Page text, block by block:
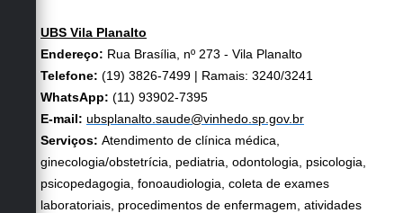
UBS Vila Planalto
Endereço: Rua Brasília, nº 273 - Vila Planalto
Telefone: (19) 3826-7499 | Ramais: 3240/3241
WhatsApp: (11) 93902-7395
E-mail: ubsplanalto.saude@vinhedo.sp.gov.br
Serviços: Atendimento de clínica médica,
ginecologia/obstetrícia, pediatria, odontologia, psicologia,
psicopedagogia, fonoaudiologia, coleta de exames
laboratoriais, procedimentos de enfermagem, atividades